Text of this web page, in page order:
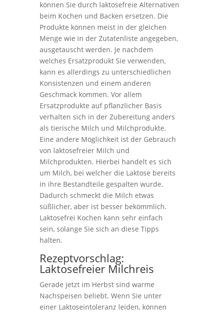
können Sie durch laktosefreie Alternativen
beim Kochen und Backen ersetzen. Die
Produkte können meist in der gleichen
Menge wie in der Zutatenliste angegeben,
ausgetauscht werden. Je nachdem
welches Ersatzprodukt Sie verwenden,
kann es allerdings zu unterschiedlichen
Konsistenzen und einem anderen
Geschmack kommen. Vor allem
Ersatzprodukte auf pflanzlicher Basis
verhalten sich in der Zubereitung anders
als tierische Milch und Milchprodukte.
Eine andere Möglichkeit ist der Gebrauch
von laktosefreier Milch und
Milchprodukten. Hierbei handelt es sich
um Milch, bei welcher die Laktose bereits
in ihre Bestandteile gespalten wurde.
Dadurch schmeckt die Milch etwas
süßlicher, aber ist besser bekömmlich.
Laktosefrei Kochen kann sehr einfach
sein, solange Sie sich an diese Tipps
halten.
Rezeptvorschlag:
Laktosefreier Milchreis
Gerade jetzt im Herbst sind warme
Nachspeisen beliebt. Wenn Sie unter
einer Laktoseintoleranz leiden, können